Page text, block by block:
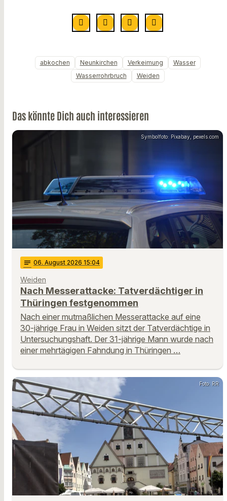
abkochen Neunkirchen Verkeimung
Wasser
Wasserrohrbruch
Weiden
Das könnte Dich auch interessieren
Symbolfoto: Pixabay, pexels.com
notes 06. August 2026 15:04
Weiden
Nach Messerattacke: Tatverdächtiger in
Thüringen festgenommen
Nach einer mutmaßlichen Messerattacke auf eine
30-jährige Frau in Weiden sitzt der Tatverdächtige in
Untersuchungshaft. Der 31-jährige Mann wurde nach
einer mehrtägigen Fahndung in Thüringen …
Foto: RR